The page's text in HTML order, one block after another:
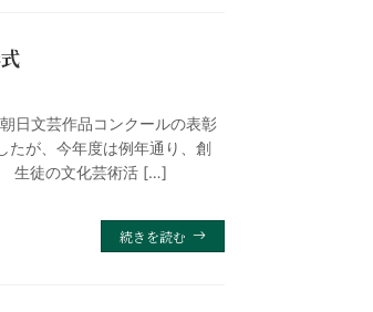
日文芸作品コンクールの表彰
たが、今年度は例年通り、創
生徒の文化芸術活 […]
続きを読む